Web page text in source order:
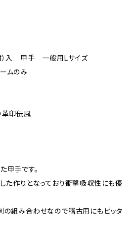
）入 甲手 一般用Lサイズ
ムのみ
革印伝風
甲手です。
た作りとなっており衝撃吸収性にも優
の組み合わせなので稽古用にもピッタ